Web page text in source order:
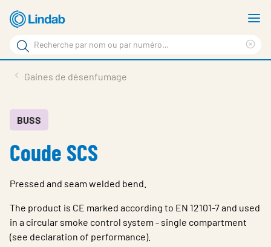
Aller
au
contenu
principal
Rechercher
Rechercher
sur
site
En vedette
À propos de Lindab
Identification
Gaines de désenfumage
BUSS
Coude SCS
Pressed and seam welded bend.
The product is CE marked according to EN 12101-7 and used
in a circular smoke control system - single compartment
(see declaration of performance).